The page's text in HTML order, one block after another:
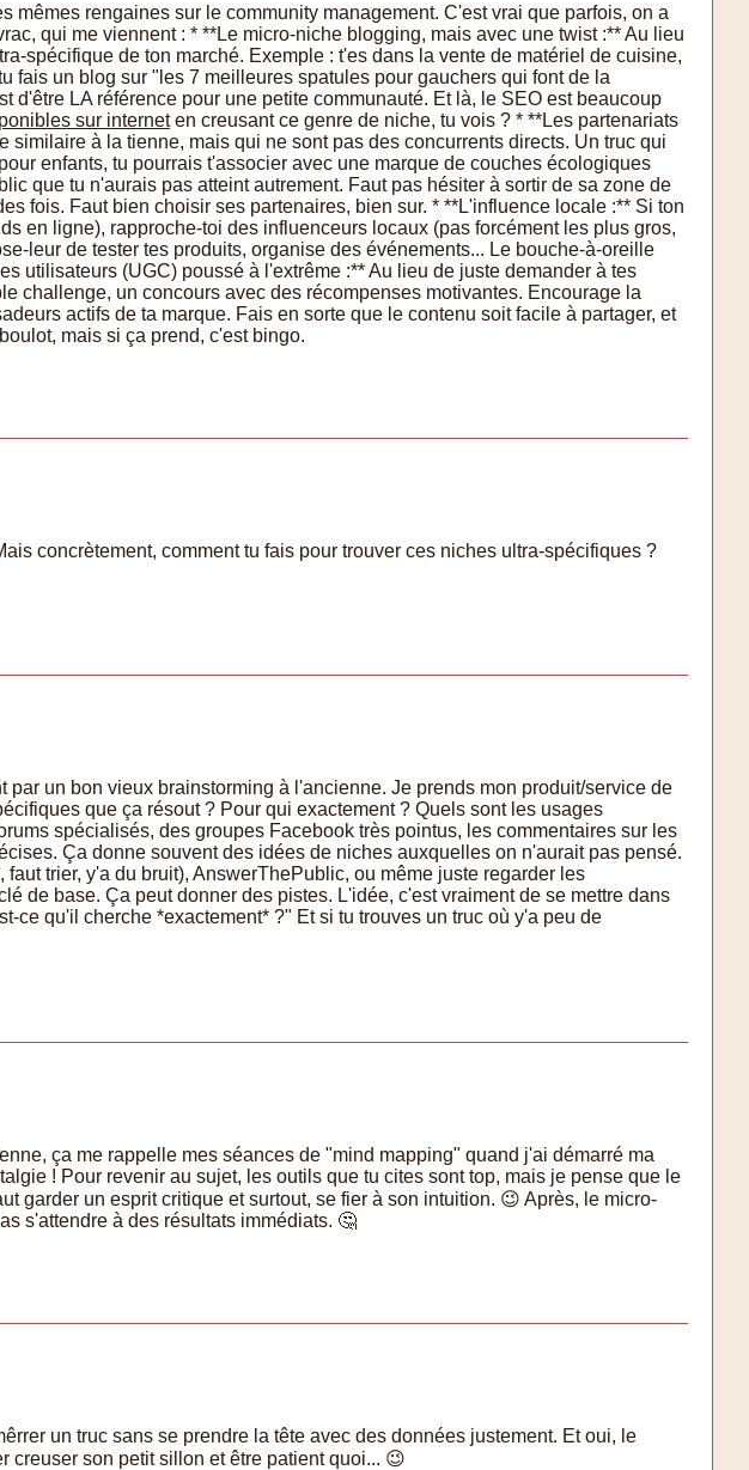
mêmes rengaines sur le community management. C'est vrai que parfois, on a
qui me viennent : * **Le micro-niche blogging, mais avec une twist :** Au lieu
spécifique de ton marché. Exemple : t'es dans la vente de matériel de cuisine,
fais un blog sur "les 7 meilleures spatules pour gauchers qui font de la
d'être LA référence pour une petite communauté. Et là, le SEO est beaucoup
sur interneten creusant ce genre de niche, tu vois ? * **Les partenariats
à la tienne, mais qui ne sont pas des concurrents directs. Un truc qui
enfants, tu pourrais t'associer avec une marque de couches écologiques
que tu n'aurais pas atteint autrement. Faut pas hésiter à sortir de sa zone de
fois. Faut bien choisir ses partenaires, bien sur. * **L'influence locale :** Si ton
en ligne), rapproche-toi des influenceurs locaux (pas forcément les plus gros,
leur de tester tes produits, organise des événements... Le bouche-à-oreille
utilisateurs (UGC) poussé à l'extrême :** Au lieu de juste demander à tes
challenge, un concours avec des récompenses motivantes. Encourage la
actifs de ta marque. Fais en sorte que le contenu soit facile à partager, et
mais si ça prend, c'est bingo.
concrètement, comment tu fais pour trouver ces niches ultra-spécifiques ?
un bon vieux brainstorming à l'ancienne. Je prends mon produit/service de
que ça résout ? Pour qui exactement ? Quels sont les usages
spécialisés, des groupes Facebook très pointus, les commentaires sur les
Ça donne souvent des idées de niches auxquelles on n'aurait pas pensé.
trier, y'a du bruit), AnswerThePublic, ou même juste regarder les
de base. Ça peut donner des pistes. L'idée, c'est vraiment de se mettre dans
ce qu'il cherche *exactement* ?" Et si tu trouves un truc où y'a peu de
ça me rappelle mes séances de "mind mapping" quand j'ai démarré ma
! Pour revenir au sujet, les outils que tu cites sont top, mais je pense que le
garder un esprit critique et surtout, se fier à son intuition. 😉 Après, le micro-
s'attendre à des résultats immédiats. 🤔
un truc sans se prendre la tête avec des données justement. Et oui, le
creuser son petit sillon et être patient quoi... 😉